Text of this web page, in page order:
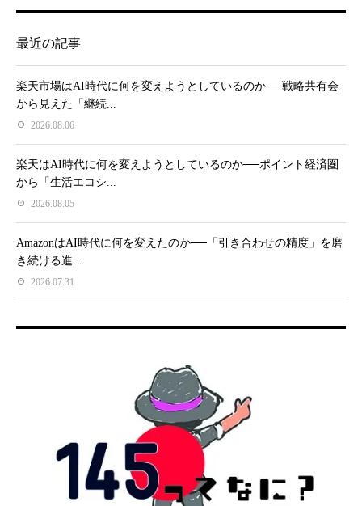
最近の記事
楽天市場はAI時代に何を変えようとしているのか──戦略共有会
から見えた「継続...
2026.08.06
楽天はAI時代に何を変えようとしているのか──ポイント経済圏
から「生活エコシ...
2026.08.05
AmazonはAI時代に何を変えたのか──「引き合わせの精度」を磨
き続ける進...
2026.07.31